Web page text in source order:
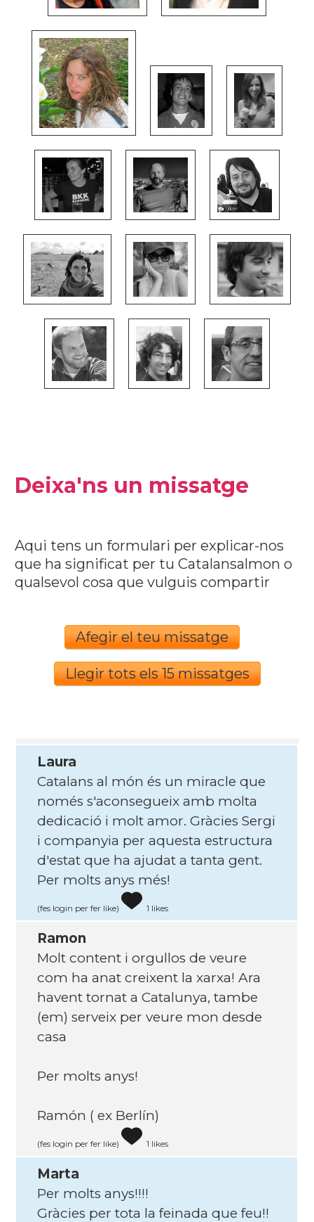
Deixa'ns un missatge
Aqui tens un formulari per explicar-nos
que ha significat per tu Catalansalmon o
qualsevol cosa que vulguis compartir
Afegir el teu missatge
Llegir tots els 15 missatges
Laura
Catalans al món és un miracle que
només s'aconsegueix amb molta
dedicació i molt amor. Gràcies Sergi
i companyia per aquesta estructura
d'estat que ha ajudat a tanta gent.
Per molts anys més!
(fes login per fer like) 1 likes
Ramon
Molt content i orgullos de veure
com ha anat creixent la xarxa! Ara
havent tornat a Catalunya, tambe
(em) serveix per veure mon desde
casa
Per molts anys!
Ramón ( ex Berlín)
(fes login per fer like) 1 likes
Marta
Per molts anys!!!!
Gràcies per tota la feinada que feu!!